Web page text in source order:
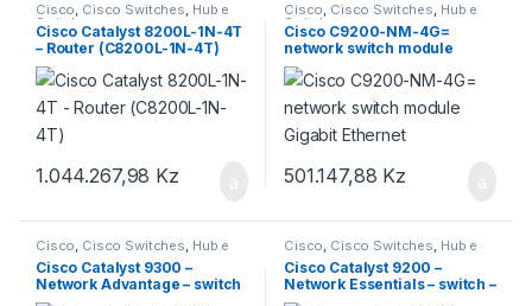
Cisco, Cisco Switches, Hub e
Switch
Cisco Catalyst 8200L-1N-4T
– Router (C8200L-1N-4T)
1.044.267,98 Kz
Cisco, Cisco Switches, Hub e
Switch
Cisco C9200-NM-4G=
network switch module
Gigabit Ethernet
501.147,88 Kz
Cisco, Cisco Switches, Hub e
Switch
Cisco Catalyst 9300 –
Network Advantage – switch
– L3 – Managed – 48 x
Cisco, Cisco Switches, Hub e
Switch
Cisco Catalyst 9200 –
Network Essentials – switch –
L3 – smart – 24 x